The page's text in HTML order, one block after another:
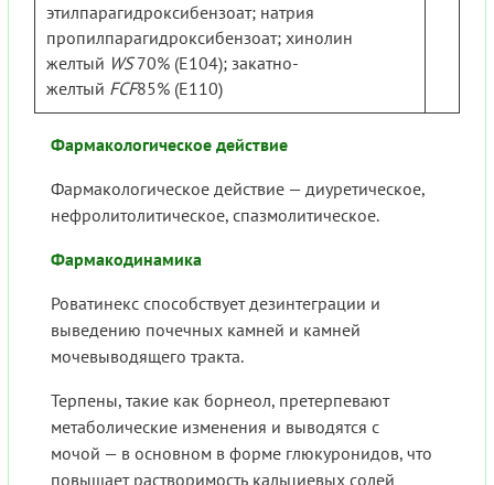
этилпарагидроксибензоат; натрия
пропилпарагидроксибензоат; хинолин
желтый WS70% (Е104); закатно-
желтый FCF85% (Е110)
Фармакологическое действие
Фармакологическое действие — диуретическое,
нефролитолитическое, спазмолитическое.
Фармакодинамика
Роватинекс способствует дезинтеграции и
выведению почечных камней и камней
мочевыводящего тракта.
Терпены, такие как борнеол, претерпевают
метаболические изменения и выводятся с
мочой — в основном в форме глюкуронидов, что
повышает растворимость кальциевых солей